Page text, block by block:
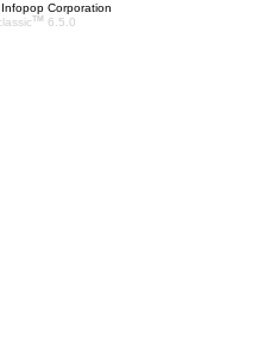
Infopop Corporation
TM 6.5.0